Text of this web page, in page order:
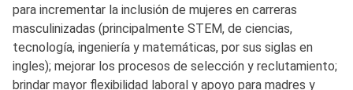
para incrementar la inclusión de mujeres en carreras
masculinizadas (principalmente STEM, de ciencias,
tecnología, ingeniería y matemáticas, por sus siglas en
ingles); mejorar los procesos de selección y reclutamiento;
brindar mayor flexibilidad laboral y apoyo para madres y